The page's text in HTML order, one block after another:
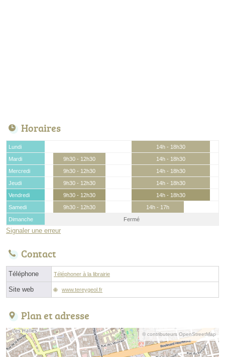
Horaires
Lundi
14h - 18h30
Mardi
9h30 - 12h30
14h - 18h30
Mercredi
9h30 - 12h30
14h - 18h30
Jeudi
9h30 - 12h30
14h - 18h30
Vendredi
9h30 - 12h30
14h - 18h30
Samedi
9h30 - 12h30
14h - 17h
Dimanche
Fermé
Signaler une erreur
Contact
Téléphone Téléphoner à la librairie
Site web www.tereygeol.fr
Plan et adresse
© contributeurs OpenStreetMap